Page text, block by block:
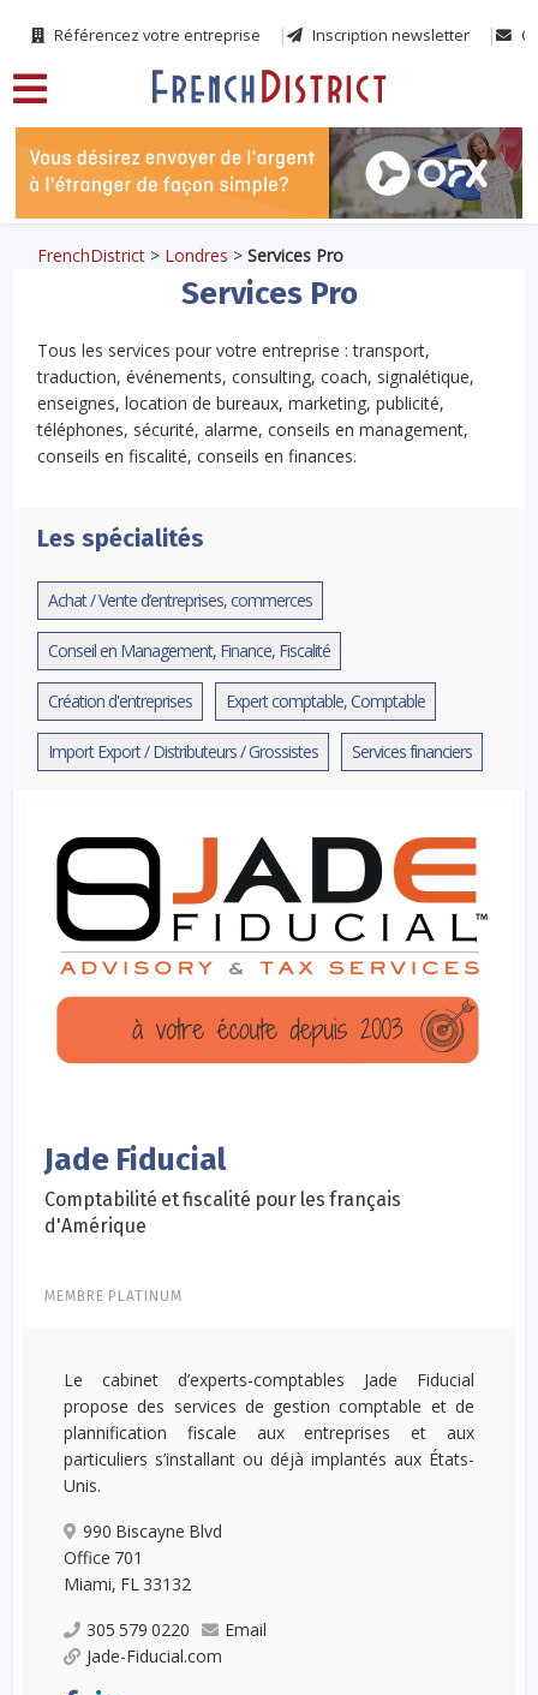
Référencez votre entreprise Inscription newsletter
FrenchDistrict > Londres >Services Pro
Services Pro
Tous les services pour votre entreprise : transport,
traduction, événements, consulting, coach, signalétique,
enseignes, location de bureaux, marketing, publicité,
téléphones, sécurité, alarme, conseils en management,
conseils en fiscalité, conseils en finances.
Les spécialités
Achat / Vente d’entreprises, commerces
Conseil en Management, Finance, Fiscalité
Création d'entreprises Expert comptable, Comptable
Import Export / Distributeurs / Grossistes Services financiers
Jade Fiducial
Comptabilité et fiscalité pour les français
d'Amérique
MEMBRE PLATINUM
Le cabinet d’experts-comptables Jade Fiducial
propose des services de gestion comptable et de
plannification fiscale aux entreprises et aux
particuliers s’installant ou déjà implantés aux États-
Unis.
990 Biscayne Blvd
Office 701
Miami, FL 33132
305 579 0220
Email
Jade-Fiducial.com